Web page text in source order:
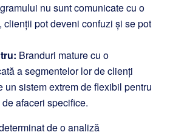
nu sunt comunicate cu o
clienții pot deveni confuzi și se pot
Branduri mature cu o
a segmentelor lor de clienți
un sistem extrem de flexibil pentru
afaceri specifice.
de o analiză